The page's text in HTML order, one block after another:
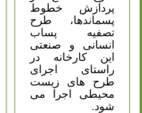
پردازش خطوط
پسماندها، طرح
تصفیه پساب
انسانی و صنعتی
این کارخانه در
راستای اجرای
طرح های زیست
محیطی اجرا می
شود.